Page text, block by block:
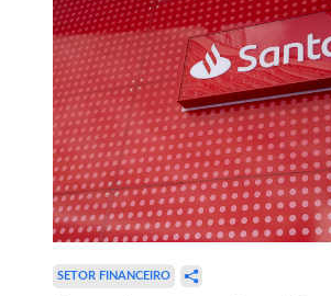
SETOR FINANCEIRO